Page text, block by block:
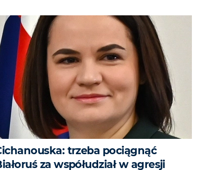
trzeba pociągnąć
za współudział w agresji